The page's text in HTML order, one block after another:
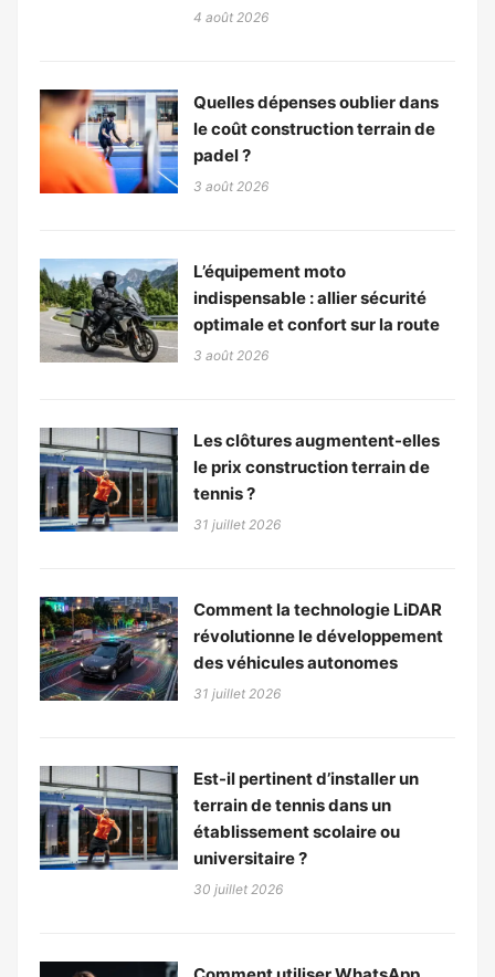
4 août 2026
Quelles dépenses oublier dans
le coût construction terrain de
padel ?
3 août 2026
L’équipement moto
indispensable : allier sécurité
optimale et confort sur la route
3 août 2026
Les clôtures augmentent-elles
le prix construction terrain de
tennis ?
31 juillet 2026
Comment la technologie LiDAR
révolutionne le développement
des véhicules autonomes
31 juillet 2026
Est-il pertinent d’installer un
terrain de tennis dans un
établissement scolaire ou
universitaire ?
30 juillet 2026